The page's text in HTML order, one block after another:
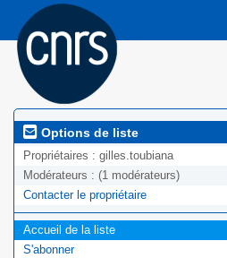
Options de liste
Propriétaires : gilles.toubiana
Modérateurs : (1 modérateurs)
Contacter le propriétaire
Accueil de la liste
S'abonner